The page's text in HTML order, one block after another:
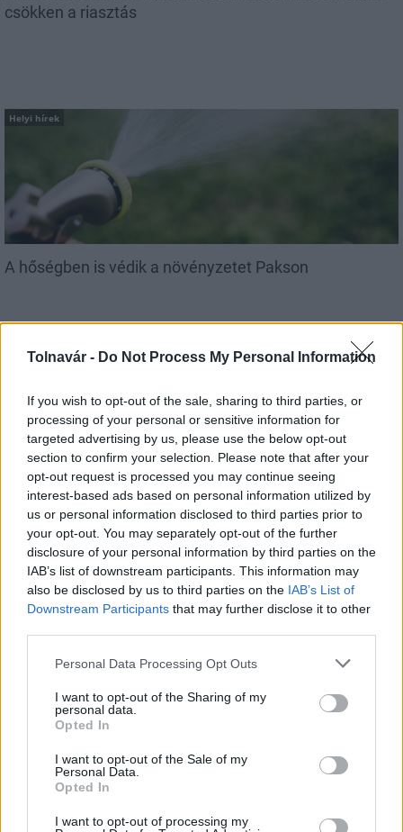
Tolnavár - Do Not Process My Personal Information
If you wish to opt-out of the sale, sharing to third parties, or
processing of your personal or sensitive information for
targeted advertising by us, please use the below opt-out
section to confirm your selection. Please note that after your
opt-out request is processed you may continue seeing
interest-based ads based on personal information utilized by
us or personal information disclosed to third parties prior to
your opt-out. You may separately opt-out of the further
disclosure of your personal information by third parties on the
IAB’s list of downstream participants. This information may
also be disclosed by us to third parties on the IAB’s List of
Downstream Participants that may further disclose it to other
Please note that this website/app uses one or more Google
not limited to your visit or usage behaviour. You may click to
grant or deny consent to Google and its third-party tags to
use your data for below specified purposes in below Google
consent section.
Personal Data Processing Opt Outs
I want to opt-out of the Sharing of my
personal data.
Opted In
I want to opt-out of the Sale of my
Personal Data.
Opted In
I want to opt-out of processing my
csökken a riasztás
Helyi hírek
A hőségben is védik a növényzetet Pakson
MAGYAR ÉPÍTŐK
Útépítés
autópálya útépítés M1-es autópálya
csomópont építése
Tizenegy meglévő csomópontot korszerűsít és négy új,
bővítésénél.